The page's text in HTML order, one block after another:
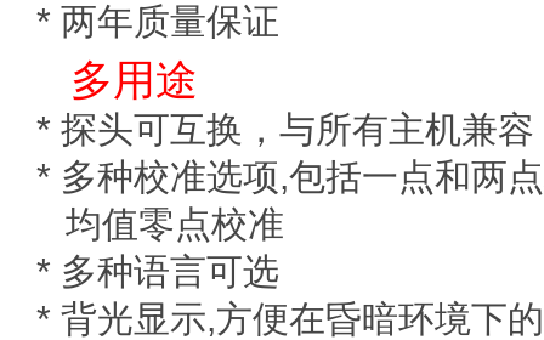
* 两年质量保证
多用途
* 探头可互换，与所有主机兼容
* 多种校准选项,包括一点和两
均值零点校准
* 多种语言可选
* 背光显示,方便在昏暗环境下